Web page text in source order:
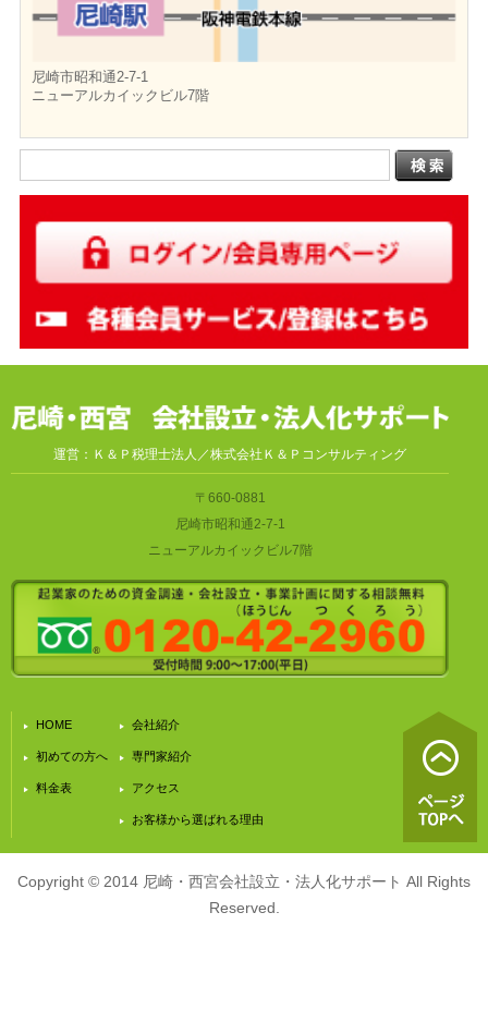
尼崎市昭和通2-7-1
ニューアルカイックビル7階
運営：Ｋ＆Ｐ税理士法人／株式会社Ｋ＆Ｐコンサルティング
〒660-0881
尼崎市昭和通2-7-1
ニューアルカイックビル7階
HOME
初めての方へ
料金表
会社紹介
専門家紹介
アクセス
お客様から選ばれる理由
Copyright © 2014 尼崎・西宮会社設立・法人化サポート All Rights
Reserved.